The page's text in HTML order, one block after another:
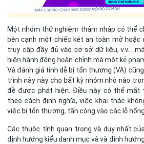
Một nhóm thử nghiệm thâm nhập có thể
bên cạnh một chiếc két an toàn mở hoặc
truy cập đầy đủ vào cơ sở dữ liệu, v.v...
hiện hành động hoàn chỉnh mà một kẻ
Và đánh giá tính dễ bị tổn thương (VA)
trình này này cho bất kỳ nhóm nhỏ nào
đề được phát hiện. Điều này có thể mất
theo cách định nghĩa, việc khai thác
việc bị tổn thương, tấn công vào các lỗ
Các thuộc tính quan trọng và duy nhất
định hướng kiểu danh mục và và đinh